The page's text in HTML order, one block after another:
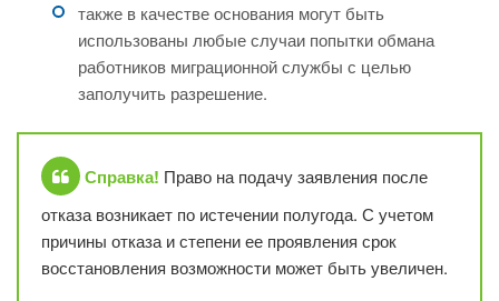
также в качестве основания могут быть
использованы любые случаи попытки обмана
работников миграционной службы с целью
заполучить разрешение.
Справка! Право на подачу заявления после
отказа возникает по истечении полугода. С учетом
причины отказа и степени ее проявления срок
восстановления возможности может быть увеличен.